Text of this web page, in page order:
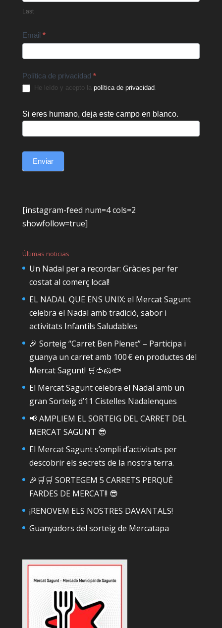
Last
Email *
Política de privacidad *
He leído y acepto la política de privacidad.
Si eres humano, deja este campo en blanco.
Enviar
[instagram-feed num=4 cols=2
showfollow=true]
Últimas noticias
Un Nadal per a recordar: Gràcies per fer
costat al comerç local!
EL NADAL QUE ENS UNIX: el Mercat Sagunt
celebra el Nadal amb tradició, sabor i
activitats Infantils Saludables
🎉 Sorteig “Carret Ben Plenet” – Participa i
guanya un carret amb 100 € en productes del
Mercat Sagunt! 🛒🍅🧀🐟
El Mercat Sagunt celebra el Nadal amb un
gran Sorteig d’11 Cistelles Nadalenques
📢 AMPLIEM EL SORTEIG DEL CARRET DEL
MERCAT SAGUNT 😎
El Mercat Sagunt s’ompli d’activitats per
descobrir els secrets de la nostra terra.
🎉🛒🛒 SORTEGEM 5 CARRETS PERQUÈ
FARDES DE MERCAT!! 😎
¡RENOVEM ELS NOSTRES DAVANTALS!
Guanyadors del sorteig de Mercatapa